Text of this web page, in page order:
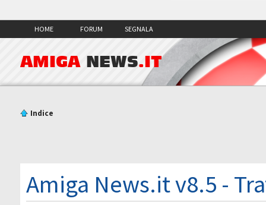
HOME FORUM SEGNALA
AMIGA NEWS.IT
Indice
Amiga News.it v8.5 -